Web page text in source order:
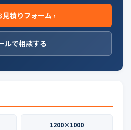
積りフォーム ›
ルで相談する
1200×1000